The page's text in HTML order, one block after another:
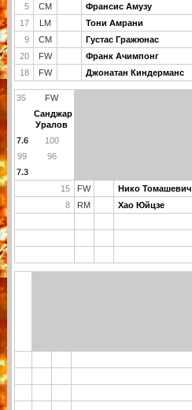
5
CM Франсис Амузу
17
LM Тони Амрани
9
CM Густас Гражюнас
20
FW Франк Ачимпонг
18
FW Джонатан Киндерманс
35
FW
Санджар
Уралов
7.6
100
99
96
7.3
15
FW Нико Томашевич
8
RM Хао Юйцзе